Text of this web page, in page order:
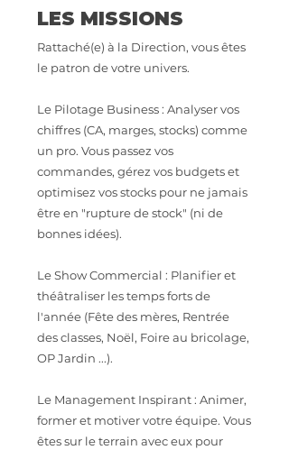
LES MISSIONS
Rattaché(e) à la Direction, vous êtes
le patron de votre univers.
Le Pilotage Business : Analyser vos
chiffres (CA, marges, stocks) comme
un pro. Vous passez vos
commandes, gérez vos budgets et
optimisez vos stocks pour ne jamais
être en "rupture de stock" (ni de
bonnes idées).
Le Show Commercial : Planifier et
théâtraliser les temps forts de
l'année (Fête des mères, Rentrée
des classes, Noël, Foire au bricolage,
OP Jardin ...).
Le Management Inspirant : Animer,
former et motiver votre équipe. Vous
êtes sur le terrain avec eux pour